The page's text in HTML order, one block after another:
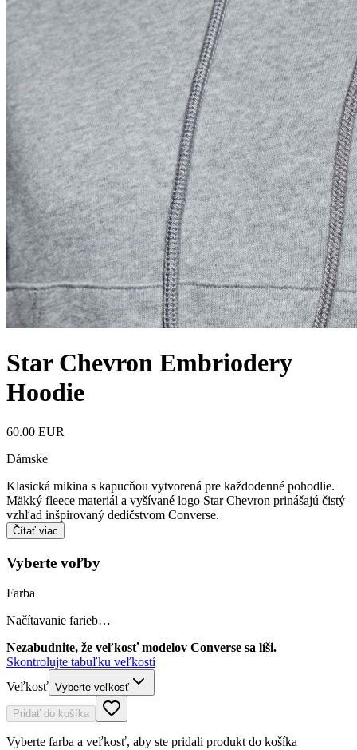
Star Chevron Embriodery
Hoodie
60.00 EUR
Dámske
Klasická mikina s kapucňou vytvorená pre každodenné pohodlie.
Mäkký fleece materiál a vyšívané logo Star Chevron prinášajú čistý
vzhľad inšpirovaný dedičstvom Converse.
Čítať viac
Vyberte voľby
Farba
Načítavanie farieb…
Nezabudnite, že veľkosť modelov Converse sa líši.
Skontrolujte tabuľku veľkostí
Veľkosť Vyberte veľkosť
Pridať do košíka
Vyberte farba a veľkosť, aby ste pridali produkt do košíka